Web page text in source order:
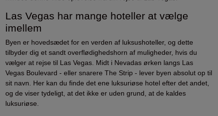
Las Vegas har mange hoteller at vælge
imellem
Byen er hovedsædet for en verden af luksushoteller, og dette
tilbyder dig et sandt overflødighedshorn af muligheder, hvis du
vælger at rejse til Las Vegas. Midt i Nevadas ørken langs Las
Vegas Boulevard - eller snarere The Strip - lever byen absolut op til
sit navn. Her kan du finde det ene luksuriøse hotel efter det andet,
og de viser tydeligt, at det ikke er uden grund, at de kaldes
luksuriøse.